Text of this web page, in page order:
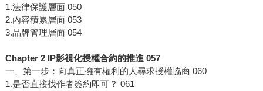
1.法律保護層面 050
2.內容積累層面 053
3.品牌管理層面 054
Chapter 2 IP影視化授權合約的推進 057
一、第一步：向真正擁有權利的人尋求授權協商 060
1.是否直接找作者簽約即可？ 061